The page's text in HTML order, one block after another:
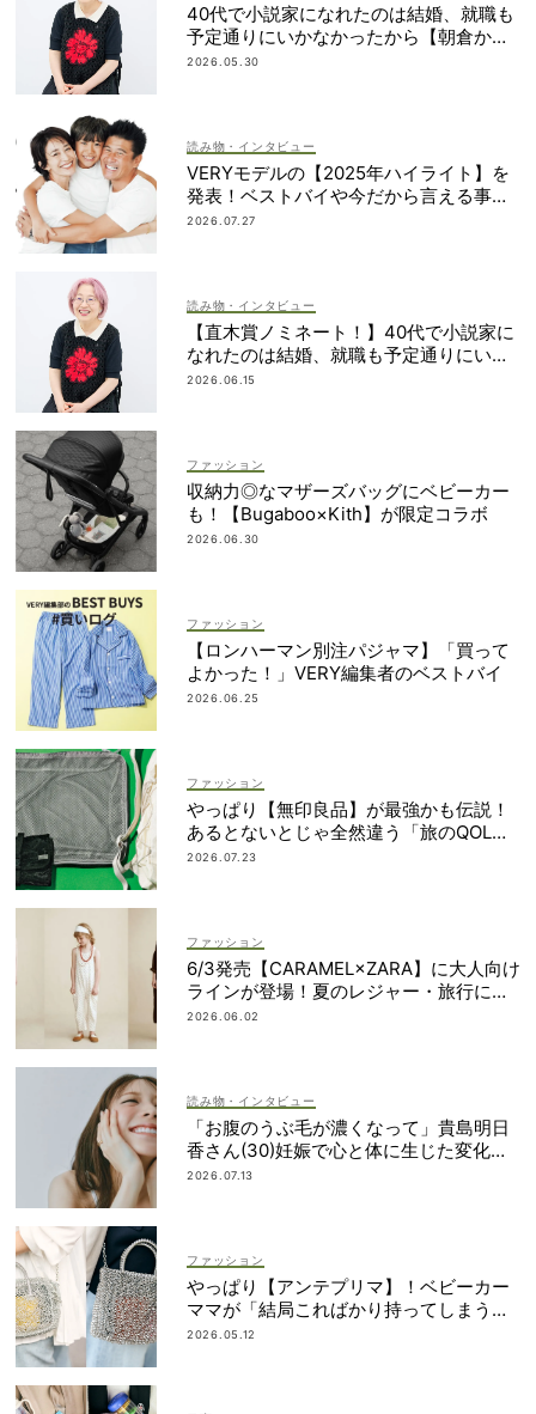
40代で小説家になれたのは結婚、就職も
予定通りにいかなかったから【朝倉かす
みさん】
2026.05.30
読み物・インタビュー
VERYモデルの【2025年ハイライト】を
発表！ベストバイや今だから言える事件
簿も大公開
2026.07.27
読み物・インタビュー
【直木賞ノミネート！】40代で小説家に
なれたのは結婚、就職も予定通りにいか
なかったから｜朝倉かすみさん
2026.06.15
ファッション
収納力◎なマザーズバッグにベビーカー
も！【Bugaboo×Kith】が限定コラボ
2026.06.30
ファッション
【ロンハーマン別注パジャマ】「買って
よかった！」VERY編集者のベストバイ
2026.06.25
ファッション
やっぱり【無印良品】が最強かも伝説！
あるとないとじゃ全然違う「旅のQOL爆
上げアイテム」
2026.07.23
ファッション
6/3発売【CARAMEL×ZARA】に大人向け
ラインが登場！夏のレジャー・旅行にも
おすすめ
2026.06.02
読み物・インタビュー
「お腹のうぶ毛が濃くなって」貴島明日
香さん(30)妊娠で心と体に生じた変化も
「愛しいです」
2026.07.13
ファッション
やっぱり【アンテプリマ】！ベビーカー
ママが「結局こればかり持ってしまう」
納得の理由
2026.05.12